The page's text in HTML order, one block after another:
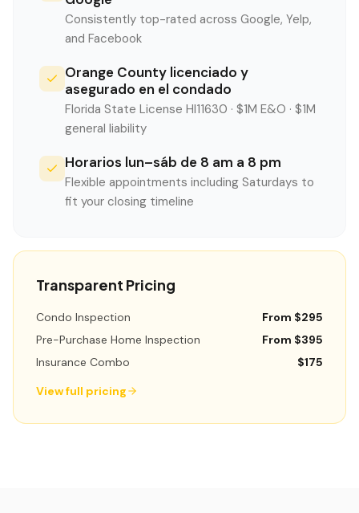
Consistently top-rated across Google, Yelp,
and Facebook
Orange County licenciado y
asegurado en el condado
Florida State License HI11630 · $1M E&O · $1M
general liability
Horarios lun–sáb de 8 am a 8 pm
Flexible appointments including Saturdays to
fit your closing timeline
Transparent Pricing
Condo Inspection
From $295
Pre-Purchase Home Inspection
From $395
Insurance Combo
$175
View full pricing